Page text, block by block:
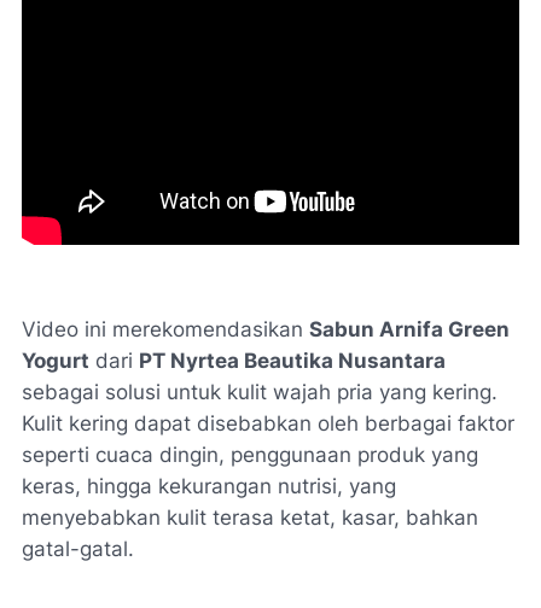
Video ini merekomendasikan Sabun Arnifa Green
Yogurt dari PT Nyrtea Beautika Nusantara
sebagai solusi untuk kulit wajah pria yang kering.
Kulit kering dapat disebabkan oleh berbagai faktor
seperti cuaca dingin, penggunaan produk yang
keras, hingga kekurangan nutrisi, yang
menyebabkan kulit terasa ketat, kasar, bahkan
gatal-gatal.